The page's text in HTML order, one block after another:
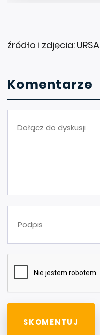
źródło i zdjęcia: URSA
Komentarze